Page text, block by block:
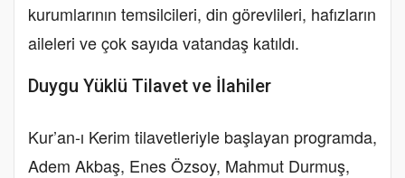
kurumlarının temsilcileri, din görevlileri, hafızların
aileleri ve çok sayıda vatandaş katıldı.
Duygu Yüklü Tilavet ve İlahiler
Kur’an-ı Kerim tilavetleriyle başlayan programda,
Adem Akbaş, Enes Özsoy, Mahmut Durmuş,